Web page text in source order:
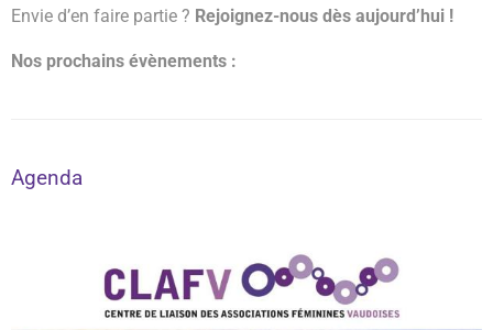
Envie d’en faire partie ? Rejoignez-nous dès aujourd’hui !
Nos prochains évènements :
Agenda